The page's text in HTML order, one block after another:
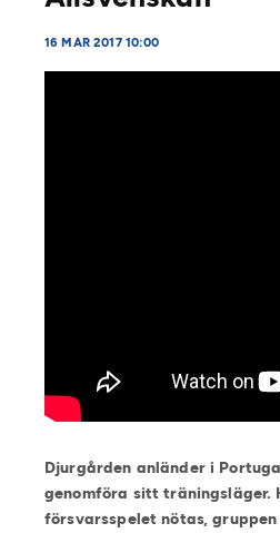
16 MAR 2017 10:00
Djurgården anländer i
genomföra sitt träningsläger.
försvarsspelet nötas,